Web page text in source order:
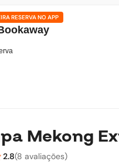
RESERVA NO APP
Mekong
2.8(8 avaliações)